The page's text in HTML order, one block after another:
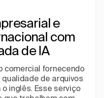
e
com
de IA
comercial fornecendo
de arquivos
inglês. Esse serviço